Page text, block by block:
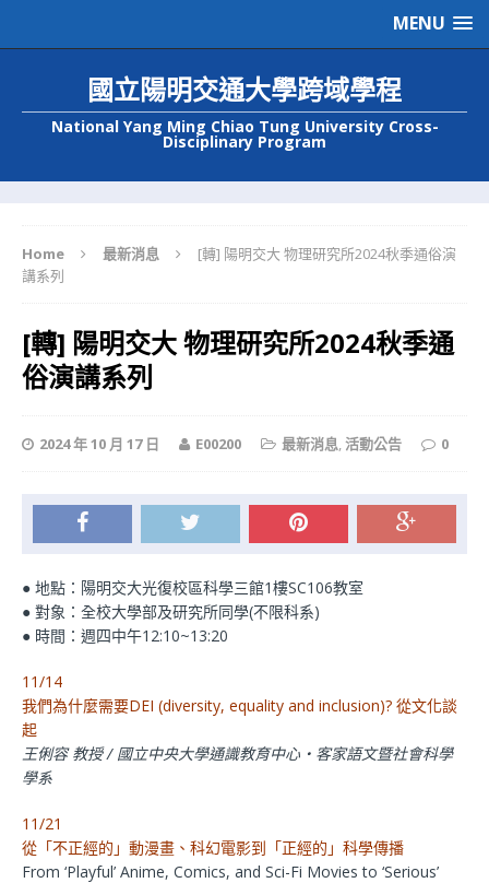
MENU
國立陽明交通大學跨域學程
National Yang Ming Chiao Tung University Cross-
Disciplinary Program
Home 最新消息
[轉] 陽明交大 物理研究所2024秋季通俗演
講系列
[轉] 陽明交大 物理研究所2024秋季通
俗演講系列
2024 年 10 月 17 日 E00200 最新消息,活動公告 0
● 地點：陽明交大光復校區科學三館1樓SC106教室
● 對象：全校大學部及研究所同學(不限科系)
● 時間：週四中午12:10~13:20
11/14
我們為什麼需要DEI (diversity, equality and inclusion)? 從文化談
起
王俐容 教授 / 國立中央大學通識教育中心‧客家語文暨社會科學
學系
11/21
從「不正經的」動漫畫、科幻電影到「正經的」科學傳播
From ‘Playful’ Anime, Comics, and Sci-Fi Movies to ‘Serious’